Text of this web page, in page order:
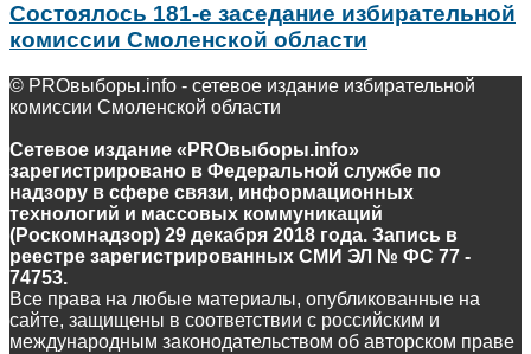
Состоялось 181-е заседание избирательной
комиссии Смоленской области
© PROвыборы.info - сетевое издание избирательной
комиссии Смоленской области
Сетевое издание «PROвыборы.info»
зарегистрировано в Федеральной службе по
надзору в сфере связи, информационных
технологий и массовых коммуникаций
(Роскомнадзор) 29 декабря 2018 года. Запись в
реестре зарегистрированных СМИ ЭЛ № ФС 77 -
74753.
Все права на любые материалы, опубликованные на
сайте, защищены в соответствии с российским и
международным законодательством об авторском праве